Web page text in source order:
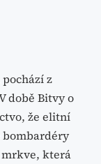
z
době Bitvy o
že elitní
která